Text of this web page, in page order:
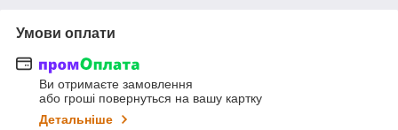
Умови оплати
Ви отримаєте замовлення
або гроші повернуться на вашу картку
Детальніше